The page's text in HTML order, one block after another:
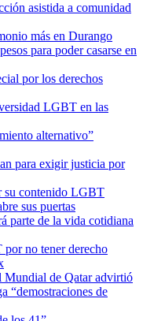
asistida a comunidad
más en Durango
para poder casarse en
por los derechos
LGBT en las
alternativo”
para exigir justicia por
su contenido LGBT
sus puertas
parte de la vida cotidiana
no tener derecho
Mundial de Qatar advirtió
“demostraciones de